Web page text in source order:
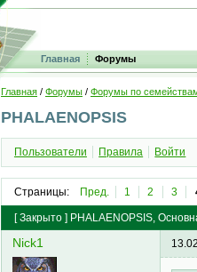
Главная Форумы
Главная / Форумы / Форумы по
PHALAENOPSIS
Пользователи Правила Войти
Страницы: Пред. 1 2 3
[Закрыто] PHALAENOPSIS,
Nick1